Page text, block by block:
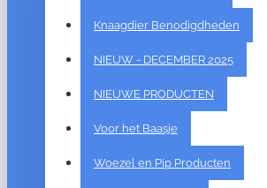
Knaagdier Benodigdheden
NIEUW - DECEMBER 2025
NIEUWE PRODUCTEN
Voor het Baasje
Woezel en Pip Producten